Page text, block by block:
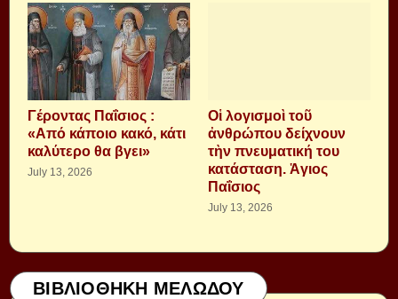
Γέροντας Παΐσιος :
«Από κάποιο κακό, κάτι
καλύτερο θα βγει»
July 13, 2026
Οἱ λογισμοὶ τοῦ
ἀνθρώπου δείχνουν
τὴν πνευματική του
κατάσταση. Ἁγιος
Παΐσιος
July 13, 2026
ΒΙΒΛΙΟΘΗΚΗ ΜΕΛΩΔΟΥ